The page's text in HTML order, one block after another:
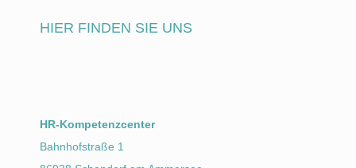
HIER FINDEN SIE UNS
HR-Kompetenzcenter
Bahnhofstraße 1